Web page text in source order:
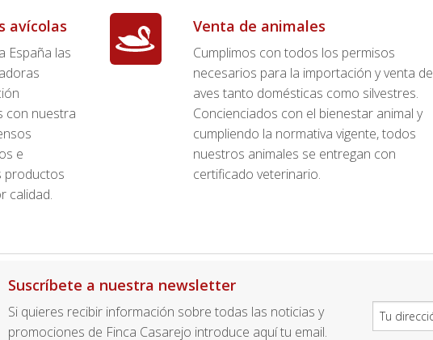
avícolas
España las
con nuestra
e
productos
calidad.
Venta de animales
Cumplimos con todos los permisos
necesarios para la importación y venta de
aves tanto domésticas como silvestres.
Concienciados con el bienestar animal y
cumpliendo la normativa vigente, todos
nuestros animales se entregan con
certificado veterinario.
Suscríbete a nuestra newsletter
Si quieres recibir información sobre todas las noticias y
promociones de Finca Casarejo introduce aquí tu email.